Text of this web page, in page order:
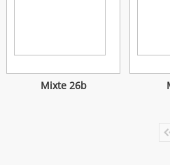
Mixte 26b